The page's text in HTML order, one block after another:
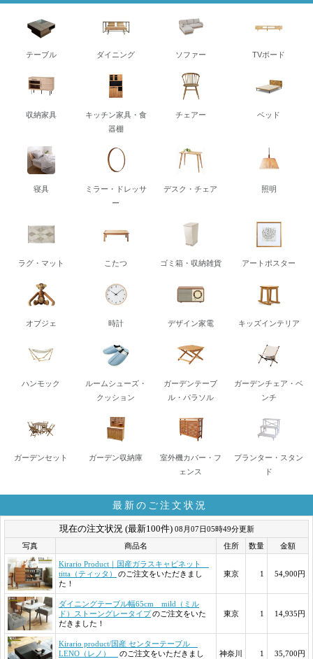
テーブル ダイニング ソファー TVボード
収納家具
キッチン家具・食
器棚
チェアー ベッド
寝具
ミラー・ドレッサ
ー
デスク・チェア 照明
ラグ・マット こたつ ゴミ箱・収納雑貨 アートポスター
オブジェ 時計 デザイン家電 キッズインテリア
ハンモック
ルームシューズ・
クッション
ガーデンテーブ
ル・パラソル
ガーデンチェア・ベ
ンチ
ガーデンセット ガーデン収納庫
室外機カバー・フ
ェンス
プランター・スタン
ド
最新のご注文状況